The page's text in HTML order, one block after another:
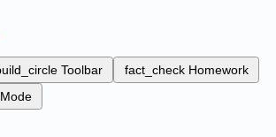
Toolbar fact_check Homework